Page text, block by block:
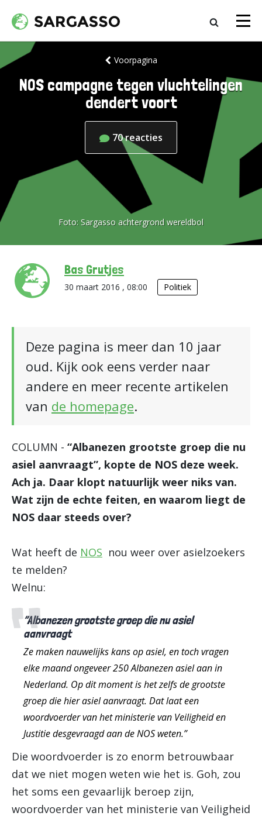
Voorpagina
NOS campagne tegen vluchtelingen
dendert voort
70reacties
Foto: Sargasso achtergrond wereldbol
Bas Grutjes
30 maart 2016 , 08:00 Politiek
Deze pagina is meer dan 10 jaar
oud. Kijk ook eens verder naar
andere en meer recente artikelen
van de homepage.
COLUMN - “Albanezen grootste groep die nu
asiel aanvraagt”, kopte de NOS deze week.
Ach ja. Daar klopt natuurlijk weer niks van.
Wat zijn de echte feiten, en waarom liegt de
NOS daar steeds over?
Wat heeft de NOS nou weer over asielzoekers
te melden?
Welnu:
“Albanezen grootste groep die nu asiel
aanvraagt
Ze maken nauwelijks kans op asiel, en toch vragen
elke maand ongeveer 250 Albanezen asiel aan in
Nederland. Op dit moment is het zelfs de grootste
groep die hier asiel aanvraagt. Dat laat een
woordvoerder van het ministerie van Veiligheid en
Justitie desgevraagd aan de NOS weten.”
Die woordvoerder is zo enorm betrouwbaar
dat we niet mogen weten wie het is. Goh, zou
het soms een gevaarlijk beroep zijn,
woordvoerder van het ministerie van Veiligheid